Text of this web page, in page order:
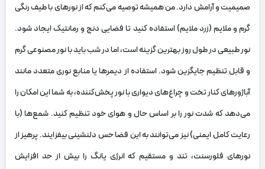
صمیمیت و آرامش دارد. من همیشه توصیه می‌کنم که از نورهای با طیف رنگی
گرم و ملایم (زرد ملایم) استفاده کنید تا فضایی دنج و رمانتیک ایجاد شود.
نور طبیعی در طول روز بهترین گزینه است، اما در شب باید با نور مصنوعی گرم
و قابل تنظیم جایگزین شود. استفاده از دیمرها یا منابع نوری متعدد مانند
آباژورهای کنار تخت و چراغ‌های دیواری با نور پخش‌کننده، به شما این امکان را
می‌دهد که شدت نور را بر اساس حال و هوای خود تنظیم کنید. شمع‌ها (با
رعایت کامل ایمنی) نیز می‌توانند به این فضا حس دلنشینی بیفزایند. پرهیز از
نورهای فلورسنت، تند و مستقیم که انرژی یانگ را بیش از حد افزایش